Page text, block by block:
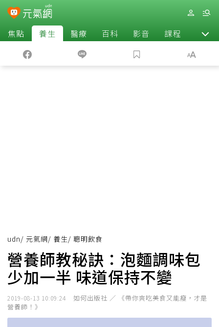
焦點 養生 醫療 百科 影音 課程 退休
udn/ 元氣網/ 養生/ 聰明飲食
營養師教秘訣：泡麵調味包
少加一半 味道保持不變
2019-08-13 10:09:24
如何出版社 ／ 《帶你爽吃美食又能瘦，才是
營養師！》